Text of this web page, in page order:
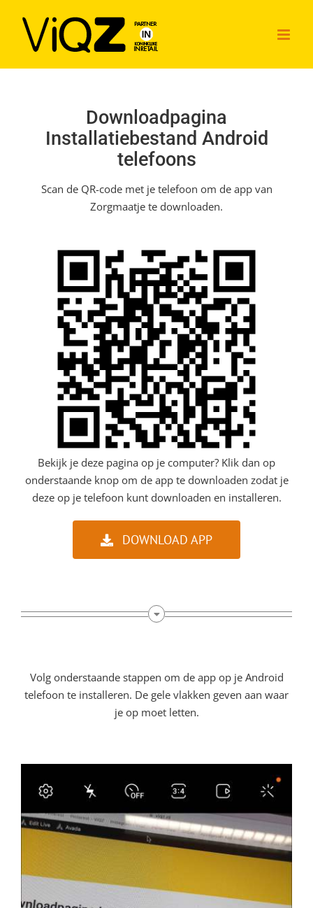
inhoud
Downloadpagina
Installatiebestand Android
telefoons
Scan de QR-code met je telefoon om de app van
Zorgmaatje te downloaden.
Bekijk je deze pagina op je computer? Klik dan op
onderstaande knop om de app te downloaden zodat je
deze op je telefoon kunt downloaden en installeren.
DOWNLOAD APP
Volg onderstaande stappen om de app op je Android
telefoon te installeren. De gele vlakken geven aan waar
je op moet letten.